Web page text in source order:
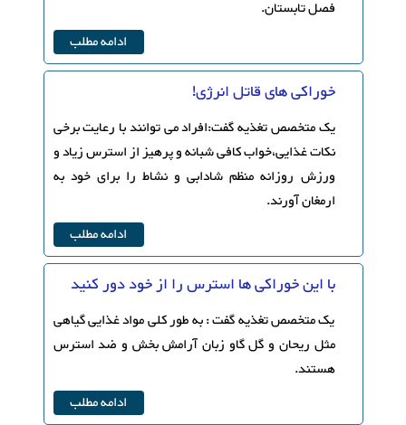
فصل تابستان.
ادامه مطلب
خوراکی های قاتل انرژی!
یک متخصص تغذیه گفت:افراد می توانند با رعایت برخی
نکات غذایی،خواب کافی شبانه و پرهیز از استرس زیاد و
ورزش روزانه منظم شادابی و نشاط را برای خود به
ارمغان آورند.
ادامه مطلب
با این خوراکی ها استرس را از خود دور کنید
یک متخصص تغذیه گفت : به طور کلی مواد غذایی گیاهی
مثل ریحان و گل گاو زبان آرامش بخش و ضد استرس
هستند.
ادامه مطلب